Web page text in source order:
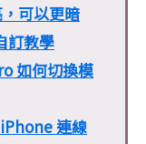
可以更暗
訂教學
如何切換模
連線